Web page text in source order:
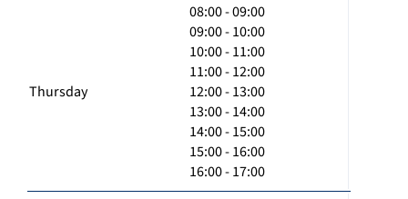
Thursday
08:00 - 09:00
09:00 - 10:00
10:00 - 11:00
11:00 - 12:00
12:00 - 13:00
13:00 - 14:00
14:00 - 15:00
15:00 - 16:00
16:00 - 17:00